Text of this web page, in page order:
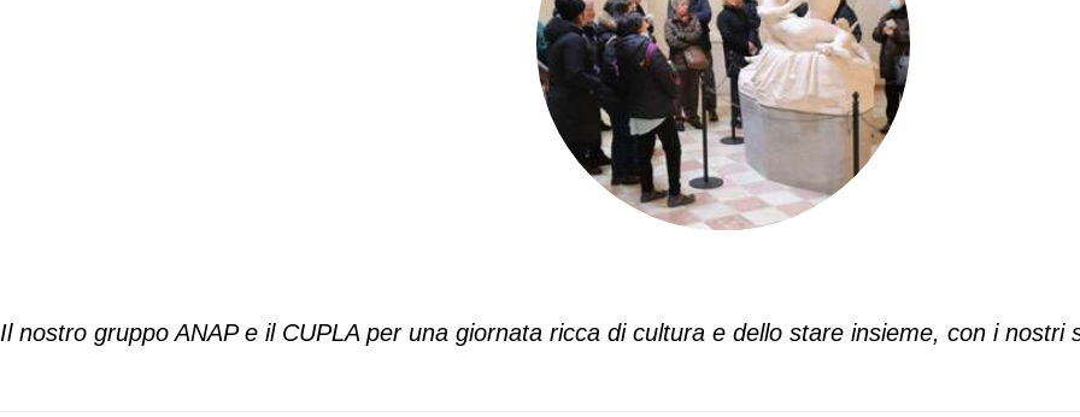
Il nostro gruppo ANAP e il CUPLA per una giornata ricca di cultura e dello stare insieme, con i nostri